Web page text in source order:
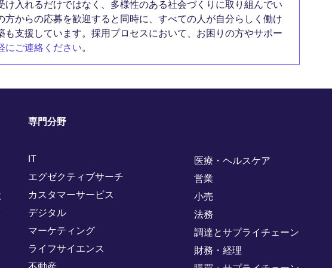
入れるだけではなく、多様性のある社会づくりに取り組んでい
方からの応募を歓迎すると同時に、すべての人が自分らしく働け
も支援しています。採用プロセスにおいて、お困りの方やサポー
にご連絡ください。
専門分野
IT
エグゼクティブサーチ
カスタマーサービス
デジタル
マーケティング
ライフサイエンス
医療・ヘルスケア
営業
小売
法務
調達とサプライチェーン
財務・経理